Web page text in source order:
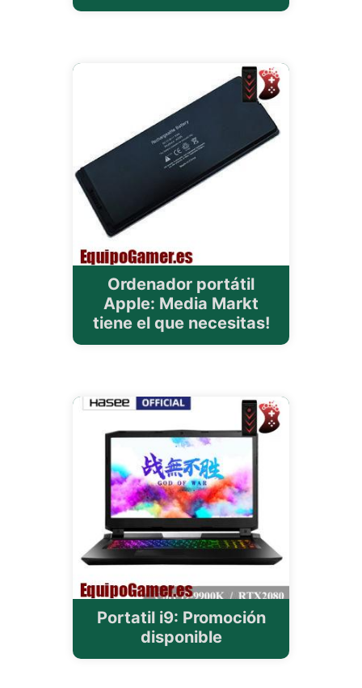
Ordenador portátil
Apple: Media Markt
tiene el que necesitas!
Portatil i9: Promoción
disponible